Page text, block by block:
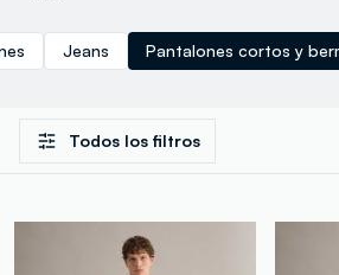
Jeans Pantalones cortos y
Todos los filtros